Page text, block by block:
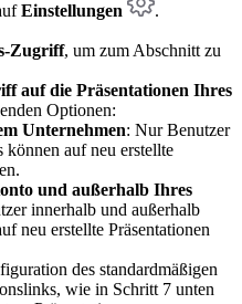
Einstellungen
.
Zugriff, um zum Abschnitt zu
auf die Präsentationen Ihres
Optionen:
Unternehmen: Nur Benutzer
auf neu erstellte
und außerhalb Ihres
innerhalb und außerhalb
neu erstellte Präsentationen
des standardmäßigen
wie in Schritt 7 unten